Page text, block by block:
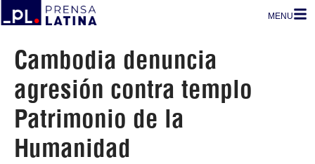
MENU
Cambodia denuncia
agresión contra templo
Patrimonio de la
Humanidad